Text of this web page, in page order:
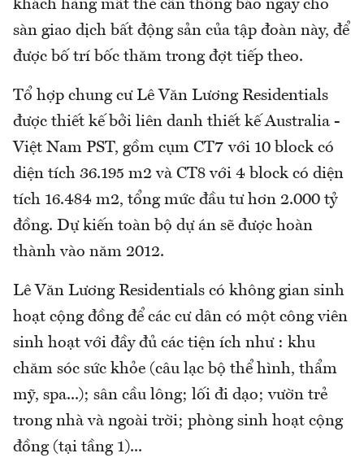
khách hàng mất thẻ cần thông báo ngay cho
sàn giao dịch bất động sản của tập đoàn này, để
được bố trí bốc thăm trong đợt tiếp theo.
Tổ hợp chung cư Lê Văn Lương Residentials
được thiết kế bởi liên danh thiết kế Australia -
Việt Nam PST, gồm cụm CT7 với 10 block có
diện tích 36.195 m2 và CT8 với 4 block có diện
tích 16.484 m2, tổng mức đầu tư hơn 2.000 tỷ
đồng. Dự kiến toàn bộ dự án sẽ được hoàn
thành vào năm 2012.
Lê Văn Lương Residentials có không gian sinh
hoạt cộng đồng để các cư dân có một công viên
sinh hoạt với đầy đủ các tiện ích như : khu
chăm sóc sức khỏe (câu lạc bộ thể hình, thẩm
mỹ, spa...); sân cầu lông; lối đi dạo; vườn trẻ
trong nhà và ngoài trời; phòng sinh hoạt cộng
đồng (tại tầng 1)...